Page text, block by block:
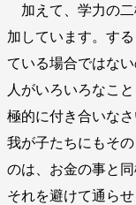
加えて、学力の二
加しています。す
ている場合ではな
人がいろいろなこ
極的に付き合いな
我が子たちにもそ
のは、お金の事と
それを避けて通ら